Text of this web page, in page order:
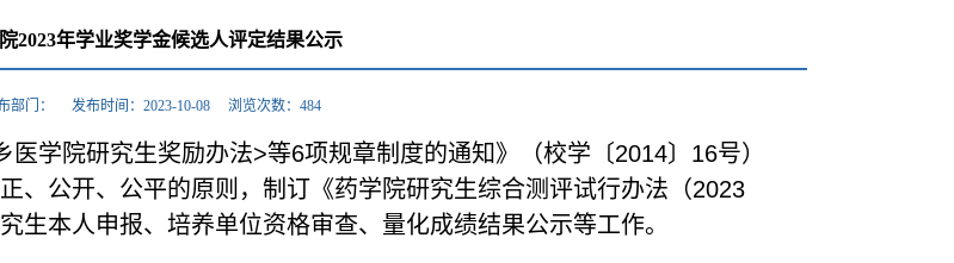
2023年学业奖学金候选人评定结果公示
部门： 发布时间：2023-10-08 浏览次数： 484
学院研究生奖励办法>等6项规章制度的通知》（校学〔2014〕16号）
、公开、公平的原则，制订《药学院研究生综合测评试行办法（2023
生本人申报、培养单位资格审查、量化成绩结果公示等工作。